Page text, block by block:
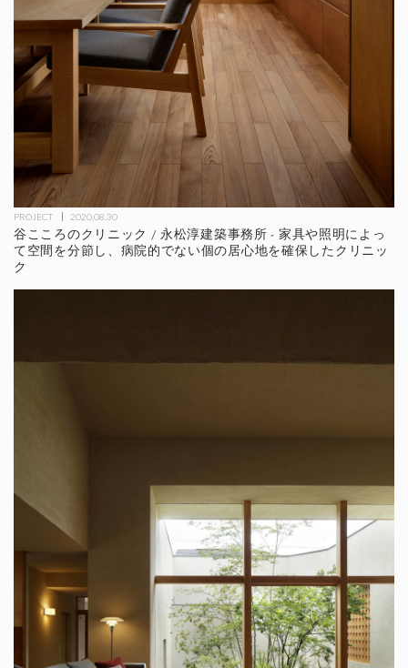
PROJECT 2020.08.30
谷こころのクリニック / 永松淳建築事務所 - 家具や照明によっ
て空間を分節し、病院的でない個の居心地を確保したクリニッ
ク